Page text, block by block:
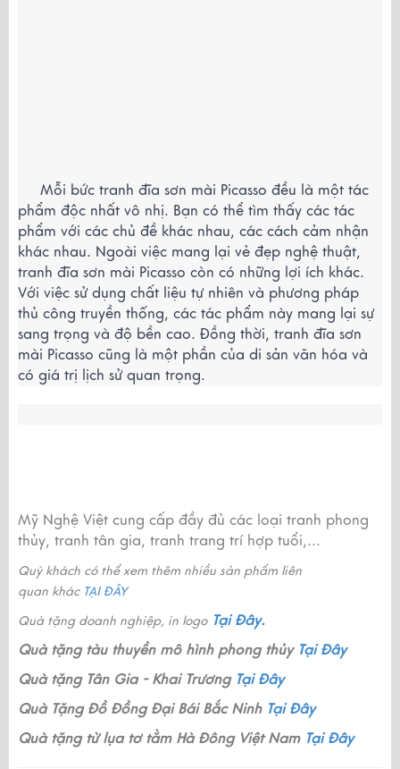
Mỗi bức tranh đĩa sơn mài Picasso đều là một tác
phẩm độc nhất vô nhị. Bạn có thể tìm thấy các tác
phẩm với các chủ đề khác nhau, các cách cảm nhận
khác nhau. Ngoài việc mang lại vẻ đẹp nghệ thuật,
tranh đĩa sơn mài Picasso còn có những lợi ích khác.
Với việc sử dụng chất liệu tự nhiên và phương pháp
thủ công truyền thống, các tác phẩm này mang lại sự
sang trọng và độ bền cao. Đồng thời, tranh đĩa sơn
mài Picasso cũng là một phần của di sản văn hóa và
có giá trị lịch sử quan trọng.
Mỹ Nghệ Việt cung cấp đầy đủ các loại tranh phong
thủy, tranh tân gia, tranh trang trí hợp tuổi,...
Quý khách có thể xem thêm nhiều sản phẩm liên
quan khác TẠI ĐÂY
Quà tặng doanh nghiệp, in logo Tại Đây.
Quà tặng tàu thuyền mô hình phong thủy Tại Đây
Quà tặng Tân Gia - Khai Trương Tại Đây
Quà Tặng Đồ Đồng Đại Bái Bắc Ninh Tại Đây
Quà tặng từ lụa tơ tằm Hà Đông Việt Nam Tại Đây